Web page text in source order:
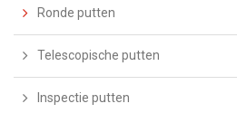
Ronde putten
Telescopische putten
Inspectie putten